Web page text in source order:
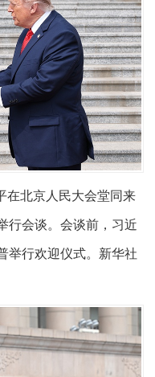
在北京人民大会堂同来
行会谈。会谈前，习近
举行欢迎仪式。新华社